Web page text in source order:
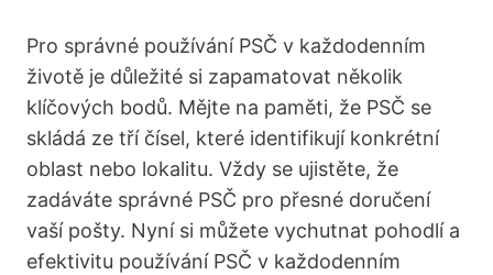
Pro správné používání PSČ v každodenním
životě je důležité si zapamatovat několik
klíčových bodů. Mějte na paměti, že PSČ se
skládá ze tří čísel, které identifikují konkrétní
oblast nebo lokalitu. Vždy se ujistěte, že
zadáváte správné PSČ pro přesné doručení
vaší pošty. Nyní si můžete vychutnat pohodlí a
efektivitu používání PSČ v každodenním